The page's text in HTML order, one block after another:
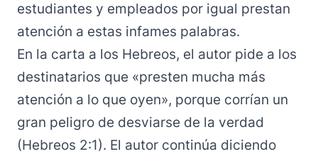
estudiantes y empleados por igual prestan
atención a estas infames palabras.
En la carta a los Hebreos, el autor pide a los
destinatarios que «presten mucha más
atención a lo que oyen», porque corrían un
gran peligro de desviarse de la verdad
(Hebreos 2:1). El autor continúa diciendo